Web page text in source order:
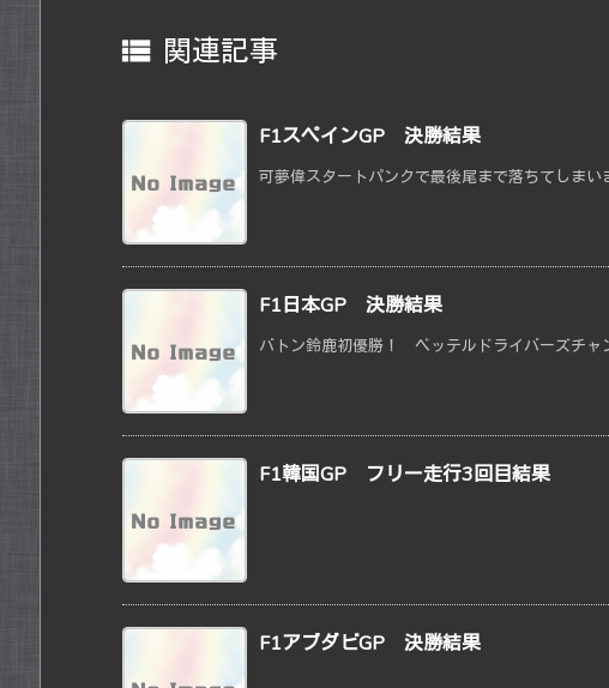
 関連記事
F1スペインGP 決勝結果
可夢偉スタートパンクで最後尾まで落ちてしま
F1日本GP 決勝結果
バトン鈴鹿初優勝！ ベッテルドライバーズチャ
F1韓国GP フリー走行3回目結果
F1アブダビGP 決勝結果